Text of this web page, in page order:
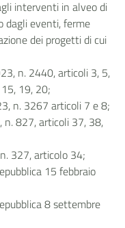
interventi in alveo di
dagli eventi, ferme
dei progetti di cui
n. 2440, articoli 3, 5,
19, 20;
n. 3267 articoli 7 e 8;
827, articoli 37, 38,
327, articolo 34;
15 febbraio
8 settembre